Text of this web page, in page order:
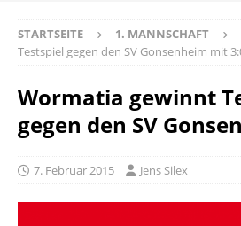
STARTSEITE 1. MANNSCHAFT
Testspiel gegen den SV Gonsenheim mit
Wormatia gewinnt
gegen den SV
7. Februar 2015 Jens Silex